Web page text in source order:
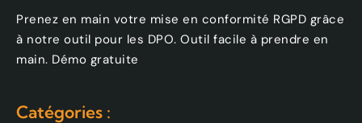
Prenez en main votre mise en conformité RGPD grâce
à notre outil pour les DPO. Outil facile à prendre en
main. Démo gratuite
Catégories :